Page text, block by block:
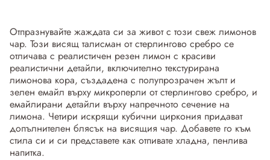
Отпразнувайте жаждата си за живот с този свеж лимонов
чар. Този висящ талисман от стерлингово сребро се
отличава с реалистичен резен лимон с красиви
реалистични детайли, включително текстурирана
лимонова кора, създадена с полупрозрачен жълт и
зелен емайл върху микроперли от стерлингово сребро, и
емайлирани детайли върху напречното сечение на
лимона. Четири искрящи кубични циркония придават
допълнителен блясък на висящия чар. Добавете го към
стила си и си представете как отпивате хладна, пенлива
напитка.